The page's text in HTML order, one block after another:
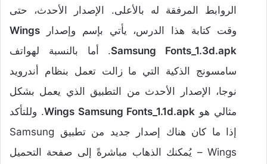
الروابط المرفقة له بالأعلى. الإصدار الأحدث، حتى
وقت كتابة هذا الدرس، يأتي بإسم وإصدار Wings
Samsung Fonts_1.3d.apk. أما بالنسبة لهواتف
سامسونج الذكية التي ما زالت تعمل بنظام أندرويد
نوجا، الإصدار الأحدث من التطبيق الذي يعمل بشكل
مثالي هو Wings Samsung Fonts_1.1d.apk. وللتأكد
إذا ما كان هناك إصدار جديد من تطبيق Samsung
Wings – يُمكنك الذهاب مباشرةً إلى صفحة التحميل